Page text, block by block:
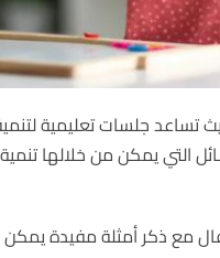
تساعد جلسات تعليمية
التي يمكن من خلالها
مع ذكر أمثلة مفيدة